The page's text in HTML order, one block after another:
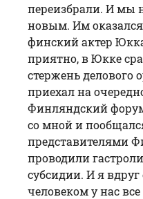
переизбрали. И мы
новым. Им
финский актер
приятно, в Юкке
стержень делового
приехал на
Финляндский
со мной и
представителями
проводили
субсидии. И я
человеком у нас